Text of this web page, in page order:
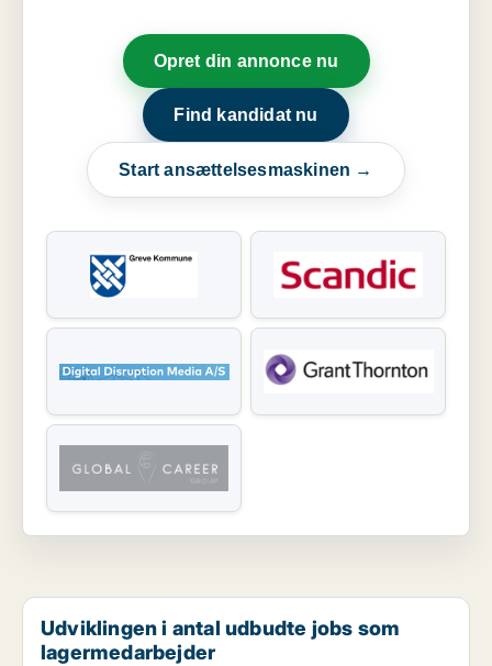
Opret din annonce nu
Find kandidat nu
Start ansættelsesmaskinen →
Udviklingen i antal udbudte jobs som
lagermedarbejder